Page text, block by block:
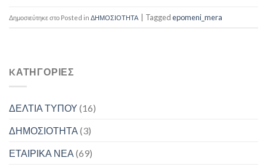
Posted in ΔΗΜΟΣΙΟΤΗΤΑ | Taggedepomeni_mera
KΑΤΗΓΟΡΊΕΣ
ΔΕΛΤΙΑ ΤΥΠΟΥ (16)
ΔΗΜΟΣΙΟΤΗΤΑ (3)
ΕΤΑΙΡΙΚΑ ΝΕΑ (69)